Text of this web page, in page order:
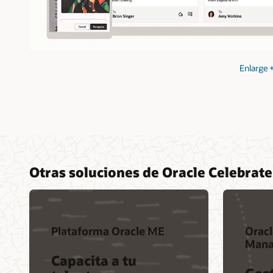
Enlarge
Otras soluciones de Oracle Celebrate
Plataforma Oracle ME
Capacita a tu